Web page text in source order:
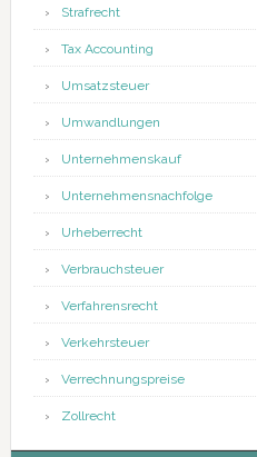
Strafrecht
Tax Accounting
Umsatzsteuer
Umwandlungen
Unternehmenskauf
Unternehmensnachfolge
Urheberrecht
Verbrauchsteuer
Verfahrensrecht
Verkehrsteuer
Verrechnungspreise
Zollrecht